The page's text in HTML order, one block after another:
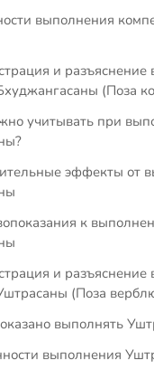
выполнения
и разъяснение
(Поза
учитывать при
эффекты от
к
и разъяснение
(Поза
выполнять
выполнения